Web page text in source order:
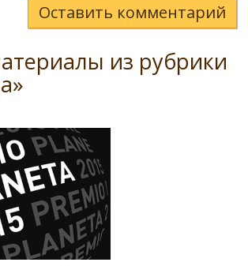
Оставить комментарий
из рубрики